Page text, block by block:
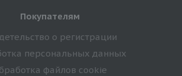
Покупателям
о регистрации
персональных данных
файлов cookie